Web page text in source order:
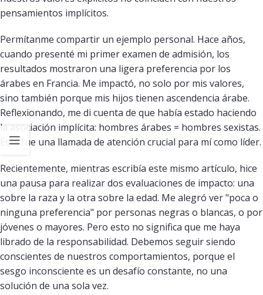
pensamientos implícitos.
Permítanme compartir un ejemplo personal. Hace años,
cuando presenté mi primer examen de admisión, los
resultados mostraron una ligera preferencia por los
árabes en Francia. Me impactó, no solo por mis valores,
sino también porque mis hijos tienen ascendencia árabe.
Reflexionando, me di cuenta de que había estado haciendo
la asociación implícita: hombres árabes = hombres sexistas.
Esta fue una llamada de atención crucial para mí como líder.
Recientemente, mientras escribía este mismo artículo, hice
una pausa para realizar dos evaluaciones de impacto: una
sobre la raza y la otra sobre la edad. Me alegró ver "poca o
ninguna preferencia" por personas negras o blancas, o por
jóvenes o mayores. Pero esto no significa que me haya
librado de la responsabilidad. Debemos seguir siendo
conscientes de nuestros comportamientos, porque el
sesgo inconsciente es un desafío constante, no una
solución de una sola vez.